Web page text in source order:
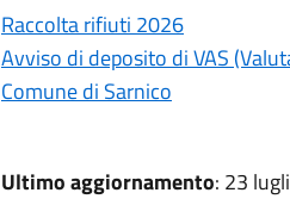
Raccolta rifiuti 2026
Avviso di deposito di VAS
Comune di Sarnico
Ultimo aggiornamento: 23